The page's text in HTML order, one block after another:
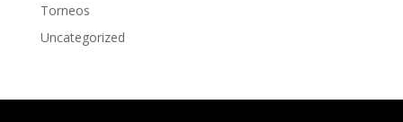
Torneos
Uncategorized